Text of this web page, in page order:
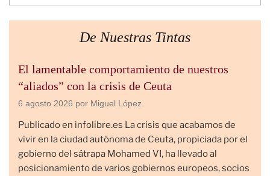
De Nuestras Tintas
El lamentable comportamiento de nuestros
“aliados” con la crisis de Ceuta
6 agosto 2026 por Miguel López
Publicado en infolibre.es La crisis que acabamos de
vivir en la ciudad autónoma de Ceuta, propiciada por el
gobierno del sátrapa Mohamed VI, ha llevado al
posicionamiento de varios gobiernos europeos, socios